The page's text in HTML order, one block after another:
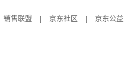
销售联盟 京东社区
京东公益